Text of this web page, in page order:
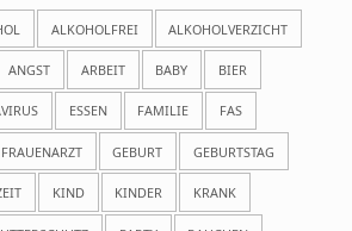
ALKOHOLFREI ALKOHOLVERZICHT
ANGST ARBEIT BABY BIER
ESSEN FAMILIE FAS
FRAUENARZT GEBURT GEBURTSTAG
KIND KINDER KRANK